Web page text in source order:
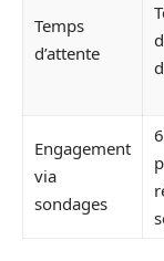
Temps
d’attente
Engagement
via
sondages